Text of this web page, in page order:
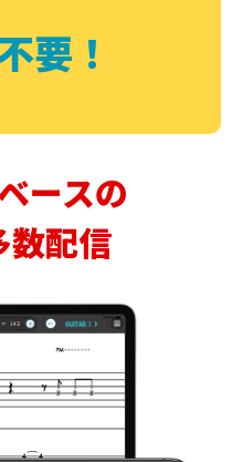
要！
ースの
数配信